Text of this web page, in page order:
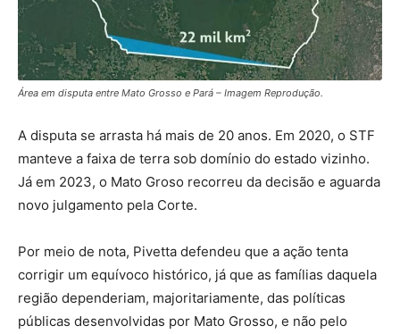
Área em disputa entre Mato Grosso e Pará – Imagem Reprodução.
A disputa se arrasta há mais de 20 anos. Em 2020, o STF
manteve a faixa de terra sob domínio do estado vizinho.
Já em 2023, o Mato Groso recorreu da decisão e aguarda
novo julgamento pela Corte.
Por meio de nota, Pivetta defendeu que a ação tenta
corrigir um equívoco histórico, já que as famílias daquela
região dependeriam, majoritariamente, das políticas
públicas desenvolvidas por Mato Grosso, e não pelo